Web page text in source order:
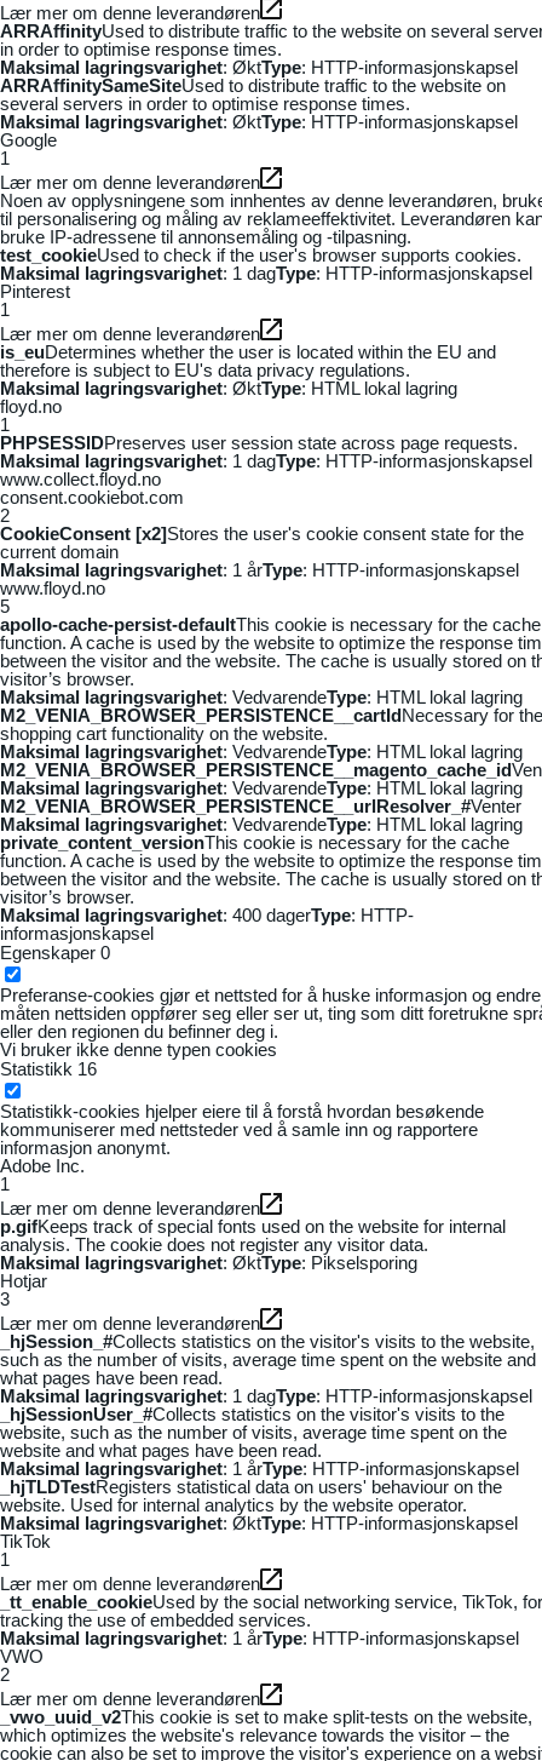
Lær mer om denne leverandøren
ARRAffinityUsed to distribute traffic to the website on several
in order to optimise response times.
Maksimal lagringsvarighet: ØktType: HTTP-informasjonskapsel
ARRAffinitySameSiteUsed to distribute traffic to the website on
several servers in order to optimise response times.
Maksimal lagringsvarighet: ØktType: HTTP-informasjonskapsel
Google
1
Lær mer om denne leverandøren
Noen av opplysningene som innhentes av denne leverandøren,
til personalisering og måling av reklameeffektivitet. Leverandøren
bruke IP-adressene til annonsemåling og -tilpasning.
test_cookieUsed to check if the user's browser supports cookies.
Maksimal lagringsvarighet: 1 dagType: HTTP-informasjonskapsel
Pinterest
1
Lær mer om denne leverandøren
is_euDetermines whether the user is located within the EU and
therefore is subject to EU's data privacy regulations.
Maksimal lagringsvarighet: ØktType: HTML lokal lagring
floyd.no
1
PHPSESSIDPreserves user session state across page requests.
Maksimal lagringsvarighet: 1 dagType: HTTP-informasjonskapsel
www.collect.floyd.no
consent.cookiebot.com
2
CookieConsent [x2]Stores the user's cookie consent state for the
current domain
Maksimal lagringsvarighet: 1 årType: HTTP-informasjonskapsel
www.floyd.no
5
apollo-cache-persist-defaultThis cookie is necessary for the cache
function. A cache is used by the website to optimize the response
between the visitor and the website. The cache is usually stored on
visitor’s browser.
Maksimal lagringsvarighet: VedvarendeType: HTML lokal lagring
M2_VENIA_BROWSER_PERSISTENCE__cartIdNecessary for the
shopping cart functionality on the website.
Maksimal lagringsvarighet: VedvarendeType: HTML lokal lagring
M2_VENIA_BROWSER_PERSISTENCE__magento_cache_id
Maksimal lagringsvarighet: VedvarendeType: HTML lokal lagring
M2_VENIA_BROWSER_PERSISTENCE__urlResolver_#Venter
Maksimal lagringsvarighet: VedvarendeType: HTML lokal lagring
private_content_versionThis cookie is necessary for the cache
function. A cache is used by the website to optimize the response
between the visitor and the website. The cache is usually stored on
visitor’s browser.
Maksimal lagringsvarighet: 400 dagerType: HTTP-
informasjonskapsel
Egenskaper 0
Preferanse-cookies gjør et nettsted for å huske informasjon og
måten nettsiden oppfører seg eller ser ut, ting som ditt foretrukne
eller den regionen du befinner deg i.
Vi bruker ikke denne typen cookies
Statistikk 16
Statistikk-cookies hjelper eiere til å forstå hvordan besøkende
kommuniserer med nettsteder ved å samle inn og rapportere
informasjon anonymt.
Adobe Inc.
1
Lær mer om denne leverandøren
p.gifKeeps track of special fonts used on the website for internal
analysis. The cookie does not register any visitor data.
Maksimal lagringsvarighet: ØktType: Pikselsporing
Hotjar
3
Lær mer om denne leverandøren
_hjSession_#Collects statistics on the visitor's visits to the website,
such as the number of visits, average time spent on the website and
what pages have been read.
Maksimal lagringsvarighet: 1 dagType: HTTP-informasjonskapsel
_hjSessionUser_#Collects statistics on the visitor's visits to the
website, such as the number of visits, average time spent on the
website and what pages have been read.
Maksimal lagringsvarighet: 1 årType: HTTP-informasjonskapsel
_hjTLDTestRegisters statistical data on users' behaviour on the
website. Used for internal analytics by the website operator.
Maksimal lagringsvarighet: ØktType: HTTP-informasjonskapsel
TikTok
1
Lær mer om denne leverandøren
_tt_enable_cookieUsed by the social networking service, TikTok, for
tracking the use of embedded services.
Maksimal lagringsvarighet: 1 årType: HTTP-informasjonskapsel
VWO
2
Lær mer om denne leverandøren
_vwo_uuid_v2This cookie is set to make split-tests on the website,
which optimizes the website's relevance towards the visitor – the
cookie can also be set to improve the visitor's experience on a